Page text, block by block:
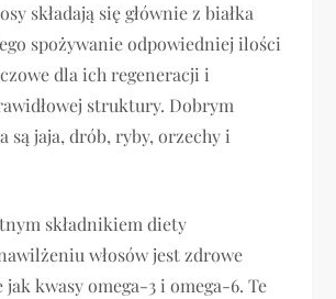
składają się głównie z białka
spożywanie odpowiedniej ilości
dla ich regeneracji i
struktury. Dobrym
są jaja, drób, ryby, orzechy i
składnikiem diety
włosów jest zdrowe
jak kwasy omega-3 i omega-6. Te